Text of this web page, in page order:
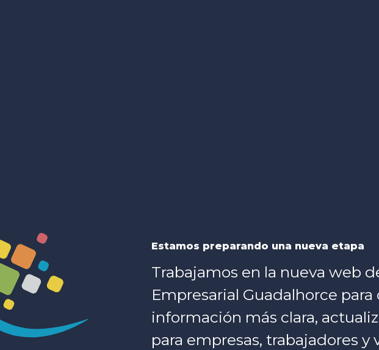
Estamos preparando una nueva etapa
Trabajamos en la nueva web
Empresarial Guadalhorce para
información más clara,
para empresas, trabajadores y